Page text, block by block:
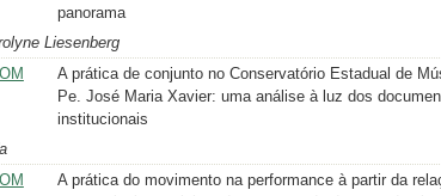
panorama
Liesenberg
A prática de conjunto no Conservatório Estadual de
Pe. José Maria Xavier: uma análise à luz dos
institucionais
A prática do movimento na performance à partir da